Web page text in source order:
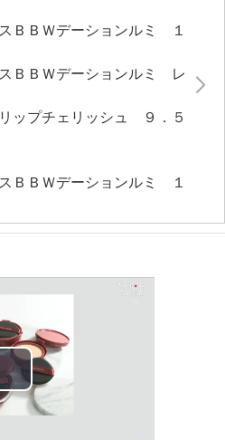
柔らかで艶やかな生肌感
分の美容パウダーであるラ
イカ、オキシ塩化ビスマ
分解キビ、マドンナリリー
アルバ葉細胞エキス、ニ
キス）をはじめ、ツヤ肌を
分を配合。ツボクサ葉水
ネニンジンカルス培養エキ
ス、酵母エキスからなる
の美容成分を約９０．
含む）配合し、お肌にツ
らかにします。パフで塗
んでいたエッセンスコー
分があふれ出し、美容成
がら、メイク効果でツヤ
ョン、リップグロスは日
ンルミ（ＢＢファンデー
ＢＢＷデーションルミ １
ＢＢＷデーションルミ レ
ップチェリッシュ ９．５
ＢＢＷデーションルミ １
ＢＢＷデーションルミ レ